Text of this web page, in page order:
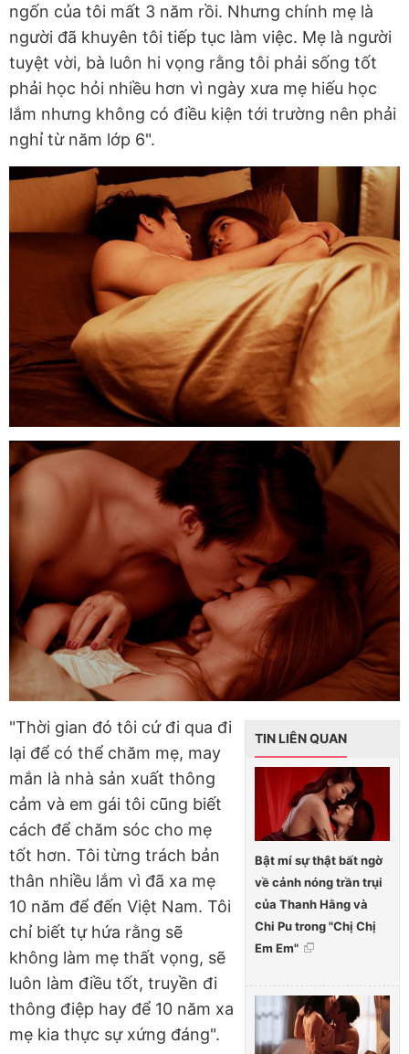
ngốn của tôi mất 3 năm rồi. Nhưng chính mẹ là
người đã khuyên tôi tiếp tục làm việc. Mẹ là người
tuyệt vời, bà luôn hi vọng rằng tôi phải sống tốt
phải học hỏi nhiều hơn vì ngày xưa mẹ hiếu học
lắm nhưng không có điều kiện tới trường nên phải
nghỉ từ năm lớp 6".
TIN LIÊN QUAN
Bật mí sự thật bất ngờ
về cảnh nóng trần trụi
của Thanh Hằng và
Chi Pu trong "Chị Chị
Em Em"
"Thời gian đó tôi cứ đi qua đi
lại để có thể chăm mẹ, may
mắn là nhà sản xuất thông
cảm và em gái tôi cũng biết
cách để chăm sóc cho mẹ
tốt hơn. Tôi từng trách bản
thân nhiều lắm vì đã xa mẹ
10 năm để đến Việt Nam. Tôi
chỉ biết tự hứa rằng sẽ
không làm mẹ thất vọng, sẽ
luôn làm điều tốt, truyền đi
thông điệp hay để 10 năm xa
mẹ kia thực sự xứng đáng".